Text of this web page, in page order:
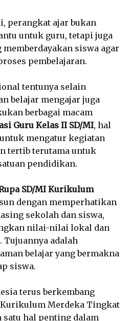
perangkat ajar bukan
untuk guru, tetapi juga
memberdayakan siswa agar
pembelajaran.
tentunya selain
belajar mengajar juga
berbagai macam
Guru Kelas II SD/MI, hal
mengatur kegiatan
tertib terutama untuk
pendidikan.
SD/MI Kurikulum
dengan memperhatikan
sekolah dan siswa,
nilai-nilai lokal dan
Tujuannya adalah
belajar yang bermakna
siswa.
terus berkembang
Merdeka Tingkat
satu hal penting dalam